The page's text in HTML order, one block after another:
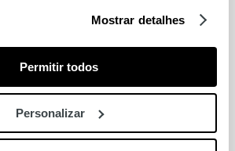
Mostrar detalhes
Permitir todos
Personalizar
si